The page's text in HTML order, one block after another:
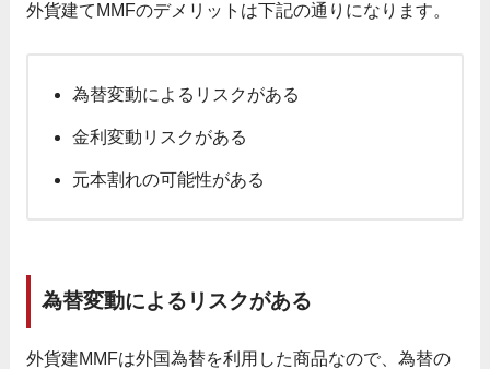
外貨建てMMFのデメリットは下記の通りになります。
為替変動によるリスクがある
金利変動リスクがある
元本割れの可能性がある
為替変動によるリスクがある
外貨建MMFは外国為替を利用した商品なので、為替の